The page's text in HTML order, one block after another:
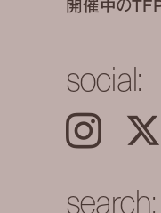
social:
Instagram 𝕏
search: